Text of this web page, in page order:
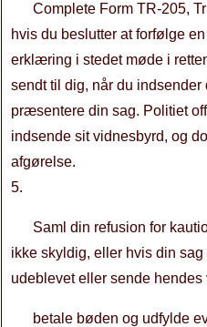
Complete Form TR-205,
hvis du beslutter at forfølge
erklæring i stedet møde i
sendt til dig, når du
præsentere din sag. Politiet
indsende sit vidnesbyrd, og
afgørelse.
5.
Saml din refusion for
ikke skyldig, eller hvis din
udeblevet eller sende hendes
betale bøden og udfylde